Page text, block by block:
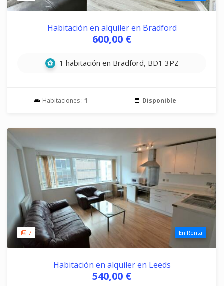
Habitación en alquiler en Bradford
600,00 €
1 habitación en Bradford, BD1 3PZ
Habitaciones : 1 Disponible
7 En Renta
Habitación en alquiler en Leeds
540,00 €